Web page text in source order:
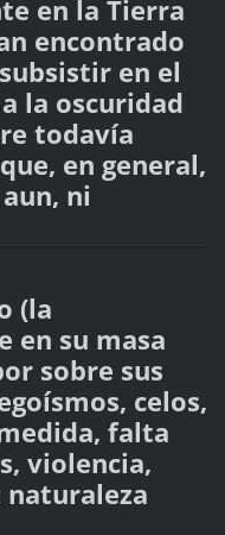
en la Tierra
encontrado
en el
la oscuridad
todavía
en general,
ni
(la
en su masa
sobre sus
celos,
falta
violencia,
naturaleza